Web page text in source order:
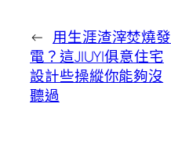
← 用生涯渣滓焚燒發
電？這JIUYI俱意住宅
設計些操縱你能夠沒
聽過